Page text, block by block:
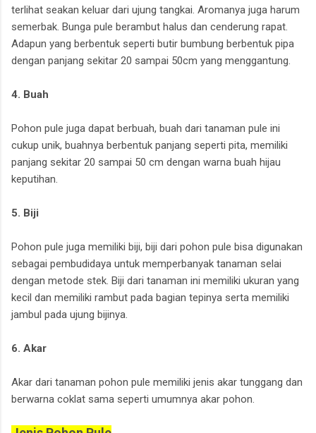
terlihat seakan keluar dari ujung tangkai. Aromanya juga harum
semerbak. Bunga pule berambut halus dan cenderung rapat.
Adapun yang berbentuk seperti butir bumbung berbentuk pipa
dengan panjang sekitar 20 sampai 50cm yang menggantung.
4. Buah
Pohon pule juga dapat berbuah, buah dari tanaman pule ini
cukup unik, buahnya berbentuk panjang seperti pita, memiliki
panjang sekitar 20 sampai 50 cm dengan warna buah hijau
keputihan.
5. Biji
Pohon pule juga memiliki biji, biji dari pohon pule bisa digunakan
sebagai pembudidaya untuk memperbanyak tanaman selai
dengan metode stek. Biji dari tanaman ini memiliki ukuran yang
kecil dan memiliki rambut pada bagian tepinya serta memiliki
jambul pada ujung bijinya.
6. Akar
Akar dari tanaman pohon pule memiliki jenis akar tunggang dan
berwarna coklat sama seperti umumnya akar pohon.